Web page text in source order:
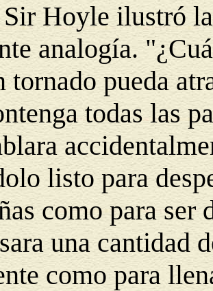
Hoyle ilustró
analogía.
tornado pueda
todas las
listo para
como para ser
una cantidad
como para